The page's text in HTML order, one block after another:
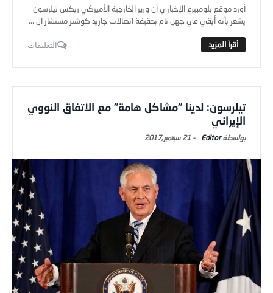
أورد موقع بلومبيرغ الإخباري أن وزير الخارجية الأميركي ريكس تيلرسون
يشعر بأنه أُبقي في جهل تام بحقيقة اتصالات جاريد كوشنر مستشار ال ...
التعليقات
تيلرسون: لدينا “مشاكل هامة” مع الاتفاق النووي
الإيراني
Editor
- 21 سبتمبر,2017